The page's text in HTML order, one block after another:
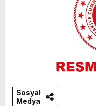
Sosyal
Medya